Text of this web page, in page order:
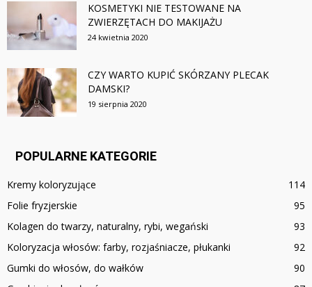
KOSMETYKI NIE TESTOWANE NA
ZWIERZĘTACH DO MAKIJAŻU
24 kwietnia 2020
CZY WARTO KUPIĆ SKÓRZANY PLECAK
DAMSKI?
19 sierpnia 2020
POPULARNE KATEGORIE
Kremy koloryzujące
114
Folie fryzjerskie
95
Kolagen do twarzy, naturalny, rybi, wegański
93
Koloryzacja włosów: farby, rozjaśniacze, płukanki
92
Gumki do włosów, do wałków
90